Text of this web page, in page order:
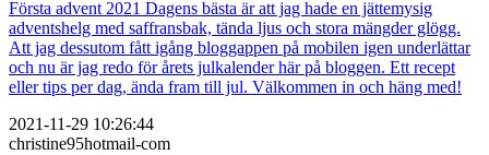
Första advent 2021 Dagens bästa är att jag hade en jättemysig
adventshelg med saffransbak, tända ljus och stora mängder glögg.
Att jag dessutom fått igång bloggappen på mobilen igen underlättar
och nu är jag redo för årets julkalender här på bloggen. Ett recept
eller tips per dag, ända fram till jul. Välkommen in och häng med!
2021-11-29 10:26:44
christine95hotmail-com